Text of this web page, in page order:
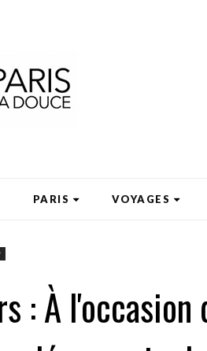
PARIS VOYAGES
: À l'occasion